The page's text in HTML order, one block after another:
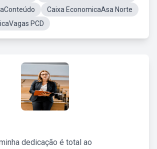
Caixa EconomicaAsa Norte
PCD
dedicação é total ao